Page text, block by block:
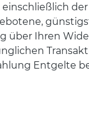
über Ihren
Entgelte